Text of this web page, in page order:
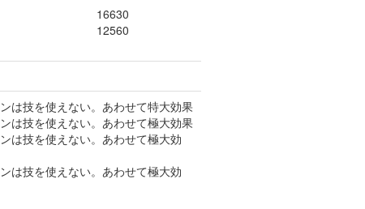
16630
12560
は技を使えない。あわせて特大効果
は技を使えない。あわせて極大効果
は技を使えない。あわせて極大効
は技を使えない。あわせて極大効